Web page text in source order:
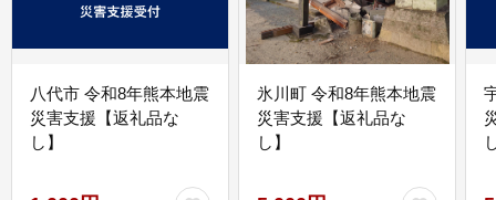
八代市 令和8年熊本地震
災害支援【返礼品な
し】
氷川町 令和8年熊本地震
災害支援【返礼品な
し】